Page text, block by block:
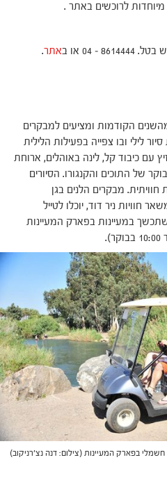
– 04 או ב
אתר.
הקודמות ומציעים למבקרים
לילי ובו צפייה בפעילות הלילית
עם כיבוד קל, לינה באוהלים, ארוחת
של התוכים והקנגורו. הסיורים
חוויתית. מבקרים הלנים בגן
חוויות ניר דוד, יוכלו לטייל
במעיינות בפארק המעיינות
בפארק המעיינות (צילום: דנה נצ'רניקוב)